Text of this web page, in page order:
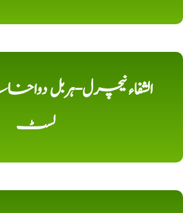
الشفاء نیچرل-ہربل
لسٹ